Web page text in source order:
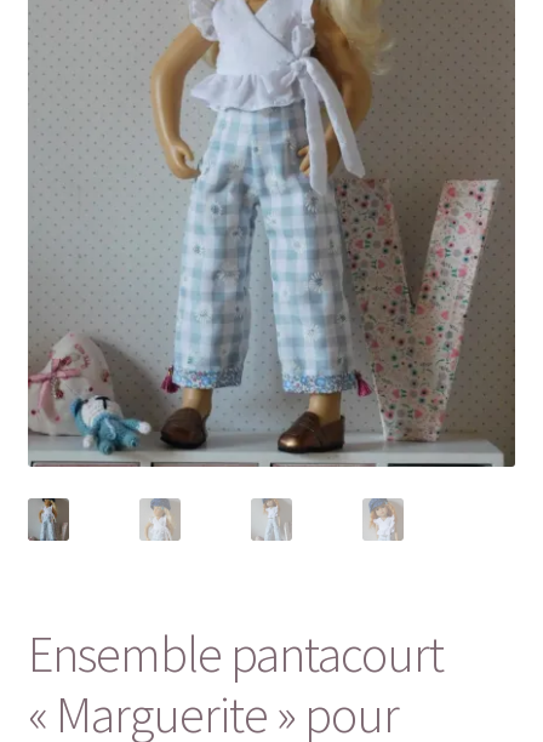
Page Boutique
Panier
Politique de confidentialité
Politique de cookies (UE)
Validation de la commande
Ensemble pantacourt
« Marguerite » pour